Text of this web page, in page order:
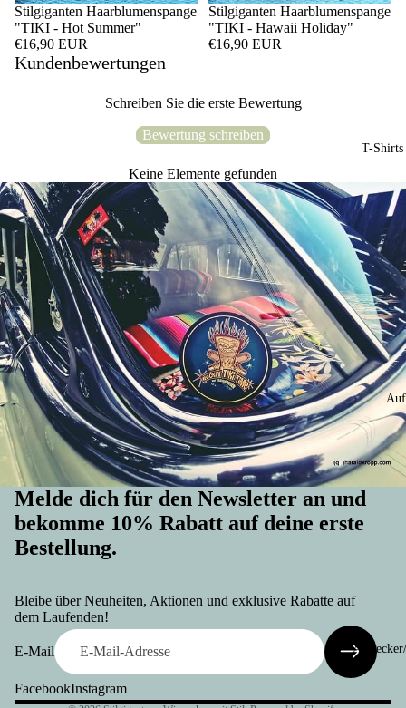
T-
Stilgiganten Haarblumenspange
"TIKI - Hot Summer"
€16,90 EUR
Stilgiganten Haarblumenspange
"TIKI - Hawaii Holiday"
€16,90 EUR
Kundenbewertungen
Schreiben Sie die erste Bewertung
Bewertung schreiben
Keine Elemente gefunden
Melde dich für den Newsletter an und
bekomme 10% Rabatt auf deine erste
Bestellung.
Bleibe über Neuheiten, Aktionen und exklusive Rabatte auf
dem Laufenden!
E-Mail
FacebookInstagram
AGB
Versand
Kontaktinformationen
Impressum